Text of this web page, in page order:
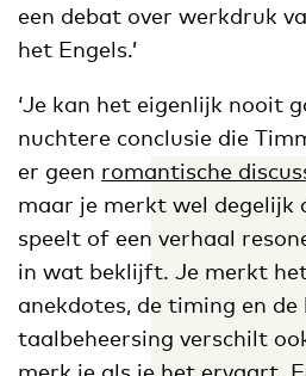
een debat over werkdruk
het Engels.’
‘Je kan het eigenlijk nooit
nuchtere conclusie die
er geen romantische
maar je merkt wel degelijk
speelt of een verhaal
in wat beklijft. Je merkt
anekdotes, de timing en
taalbeheersing verschilt